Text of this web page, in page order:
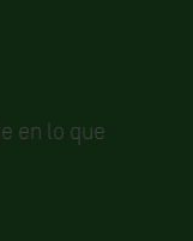
en lo que